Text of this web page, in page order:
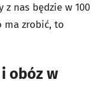
z nas będzie w 100
ma zrobić, to
obóz w